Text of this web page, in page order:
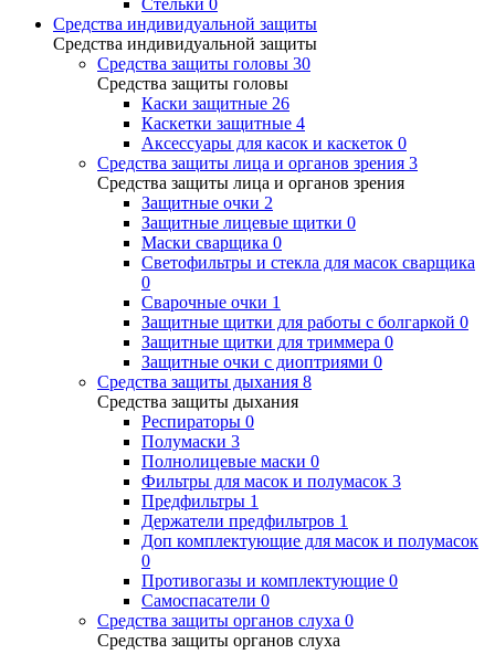
Стельки 0
Средства индивидуальной защиты
Средства индивидуальной защиты
Средства защиты головы 30
Средства защиты головы
Каски защитные 26
Каскетки защитные 4
Аксессуары для касок и каскеток 0
Средства защиты лица и органов зрения 3
Средства защиты лица и органов зрения
Защитные очки 2
Защитные лицевые щитки 0
Маски сварщика 0
Светофильтры и стекла для масок сварщика
0
Сварочные очки 1
Защитные щитки для работы с болгаркой 0
Защитные щитки для триммера 0
Защитные очки с диоптриями 0
Средства защиты дыхания 8
Средства защиты дыхания
Респираторы 0
Полумаски 3
Полнолицевые маски 0
Фильтры для масок и полумасок 3
Предфильтры 1
Держатели предфильтров 1
Доп комплектующие для масок и полумасок
0
Противогазы и комплектующие 0
Самоспасатели 0
Средства защиты органов слуха 0
Средства защиты органов слуха